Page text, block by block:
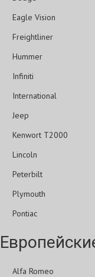
Eagle Vision
Freightliner
Hummer
Infiniti
International
Jeep
Kenwort T2000
Lincoln
Peterbilt
Plymouth
Pontiac
Alfa Romeo